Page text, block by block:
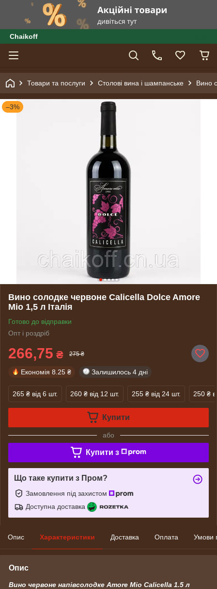
Сhaikoff
Товари та послуги Столові вина і шампанське Вино
–3%
Вино солодке червоне Calicella Dolce Amore
Mio 1,5 л Італія
Готово до відправки
Опт і роздріб
266,75 ₴ 275 ₴
Економія 8.25 ₴ Залишилось 4 дні
265 ₴ від 6 шт. 260 ₴ від 12 шт. 255 ₴ від 24 шт. 250 ₴
Купити
або
Купити з
Що таке купити з Пром?
Замовлення під захистом
Доступна доставка
Опис Характеристики Доставка Оплата Умови
Опис
Вино червоне напівсолодке Amore Mio Calicella 1.5 л